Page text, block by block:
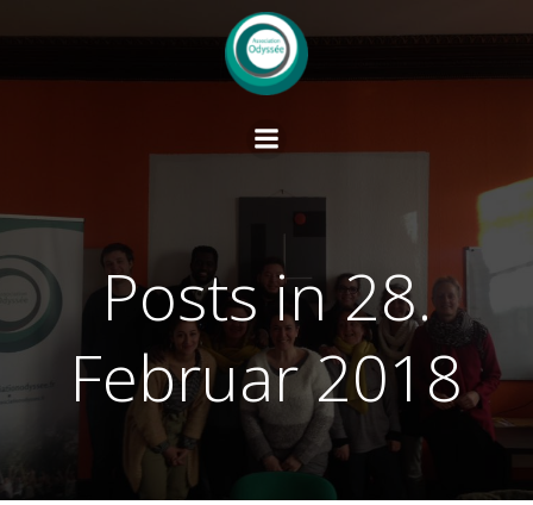
Springe
zum
Inhalt
Posts in 28.
Februar 2018